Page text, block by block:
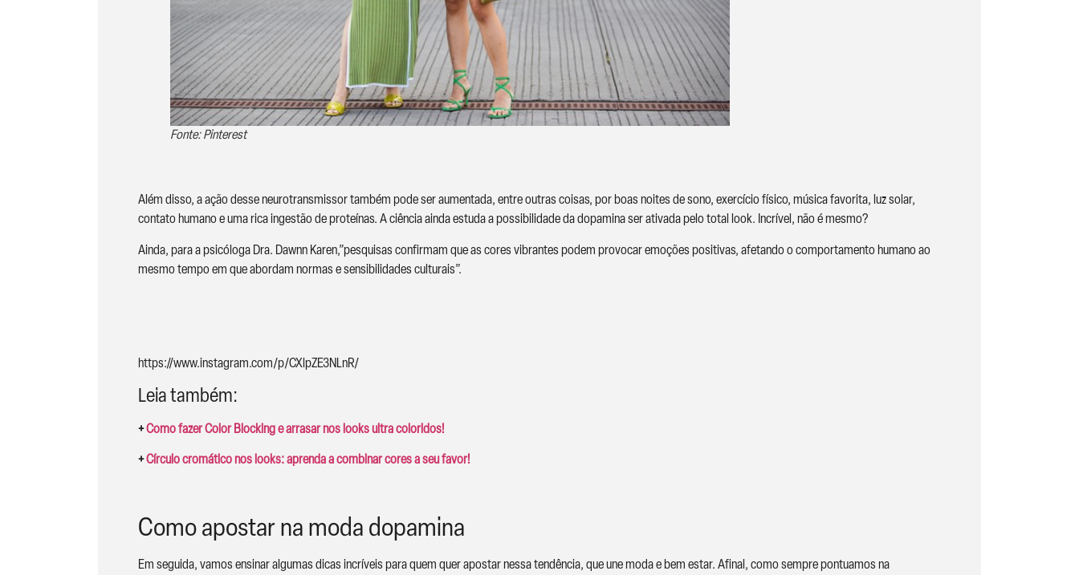
Fonte: Pinterest
Além disso, a ação desse neurotransmissor também pode ser aumentada, entre outras coisas, por boas noites de sono, exercício físico, música favorita, luz solar,
contato humano e uma rica ingestão de proteínas. A ciência ainda estuda a possibilidade da dopamina ser ativada pelo total look. Incrível, não é mesmo?
Ainda, para a psicóloga Dra. Dawnn Karen,”pesquisas confirmam que as cores vibrantes podem provocar emoções positivas, afetando o comportamento humano ao
mesmo tempo em que abordam normas e sensibilidades culturais”.
https://www.instagram.com/p/CXlpZE3NLnR/
Leia também:
+Como fazer Color Blocking e arrasar nos looks ultra coloridos!
+Círculo cromático nos looks: aprenda a combinar cores a seu favor!
Como apostar na moda dopamina
Em seguida, vamos ensinar algumas dicas incríveis para quem quer apostar nessa tendência, que une moda e bem estar. Afinal, como sempre pontuamos na